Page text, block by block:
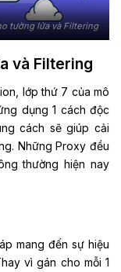
tường lửa và Filtering
và Filtering
lớp thứ 7 của mô
dụng 1 cách độc
cách sẽ giúp cải
Những Proxy đều
thường hiện nay
mang đến sự hiệu
vì gán cho mỗi 1